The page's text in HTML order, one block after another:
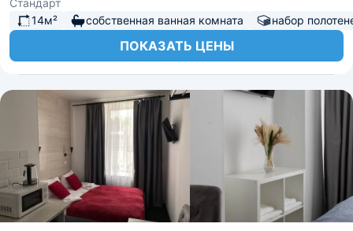
Стандарт
14м²
собственная ванная комната набор
ПОКАЗАТЬ ЦЕНЫ